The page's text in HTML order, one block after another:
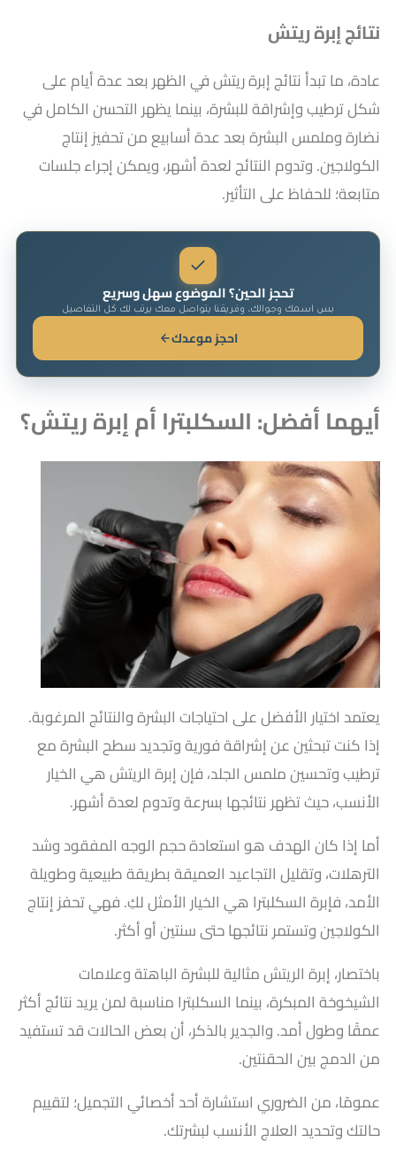
نتائج إبرة ريتش
عادة، ما تبدأ نتائج إبرة ريتش في الظهر بعد عدة أيام على
شكل ترطيب وإشراقة للبشرة، بينما يظهر التحسن الكامل في
نضارة وملمس البشرة بعد عدة أسابيع من تحفيز إنتاج
الكولاجين. وتدوم النتائج لعدة أشهر، ويمكن إجراء جلسات
متابعة؛ للحفاظ على التأثير.
تحجز الحين؟ الموضوع سهل وسريع
بس اسمك وجوالك، وفريقنا يتواصل معك يرتب لك كل التفاصيل
احجز موعدك
أيهما أفضل: السكلبترا أم إبرة ريتش؟
يعتمد اختيار الأفضل على احتياجات البشرة والنتائج المرغوبة.
إذا كنت تبحثين عن إشراقة فورية وتجديد سطح البشرة مع
ترطيب وتحسين ملمس الجلد، فإن إبرة الريتش هي الخيار
الأنسب، حيث تظهر نتائجها بسرعة وتدوم لعدة أشهر.
أما إذا كان الهدف هو استعادة حجم الوجه المفقود وشد
الترهلات، وتقليل التجاعيد العميقة بطريقة طبيعية وطويلة
الأمد، فإبرة السكلبترا هي الخيار الأمثل لكِ. فهي تحفز إنتاج
الكولاجين وتستمر نتائجها حتى سنتين أو أكثر.
باختصار، إبرة الريتش مثالية للبشرة الباهتة وعلامات
الشيخوخة المبكرة، بينما السكلبترا مناسبة لمن يريد نتائج أكثر
عمقًا وطول أمد. والجدير بالذكر، أن بعض الحالات قد تستفيد
من الدمج بين الحقنتين.
عمومًا، من الضروري استشارة أحد أخصائي التجميل؛ لتقييم
حالتك وتحديد العلاج الأنسب لبشرتك.